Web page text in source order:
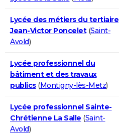
Lycée des métiers du tertiaire
Jean-Victor Poncelet(Saint-
Avold)
Lycée professionnel du
bâtiment et des travaux
publics(Montigny-lès-Metz)
Lycée professionnel Sainte-
Chrétienne La Salle (Saint-
Avold)